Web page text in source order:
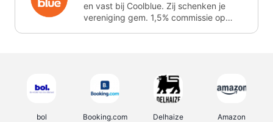
en vast bij Coolblue. Zij schenken je
vereniging gem. 1,5% commissie op
bol Booking.com Delhaize Amazon